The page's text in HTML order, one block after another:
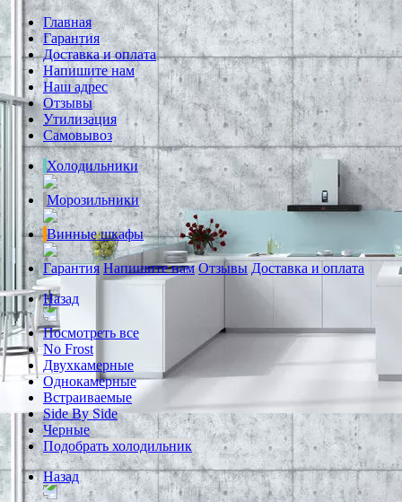
Главная
Гарантия
Доставка и оплата
Напишите нам
Наш адрес
Отзывы
Утилизация
Самовывоз
Холодильники
Морозильники
Винные шкафы
Гарантия Напишите нам Отзывы Доставка и оплата
Назад
Посмотреть все
No Frost
Двухкамерные
Однокамерные
Встраиваемые
Side By Side
Черные
Подобрать холодильник
Назад